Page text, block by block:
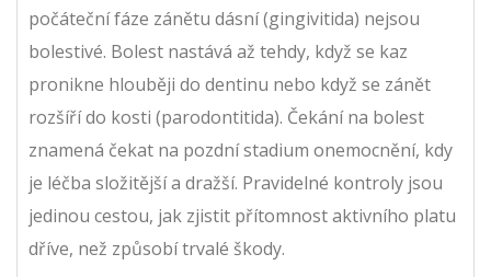
počáteční fáze zánětu dásní (gingivitida) nejsou
bolestivé. Bolest nastává až tehdy, když se kaz
pronikne hlouběji do dentinu nebo když se zánět
rozšíří do kosti (parodontitida). Čekání na bolest
znamená čekat na pozdní stadium onemocnění, kdy
je léčba složitější a dražší. Pravidelné kontroly jsou
jedinou cestou, jak zjistit přítomnost aktivního platu
dříve, než způsobí trvalé škody.